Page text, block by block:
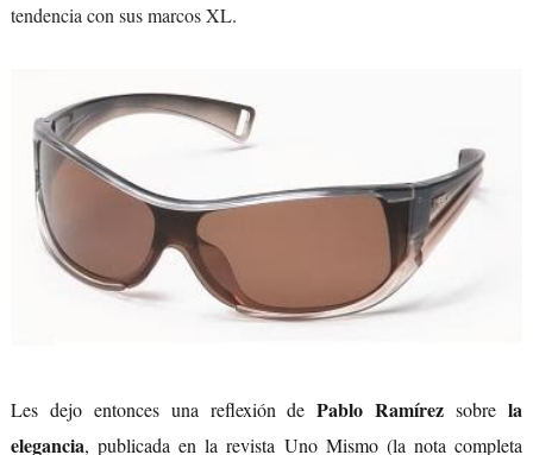
tendencia con sus marcos XL.
Les dejo entonces una reflexión dePablo Ramírez sobrela
elegancia, publicada en la revista Uno Mismo (la nota completa